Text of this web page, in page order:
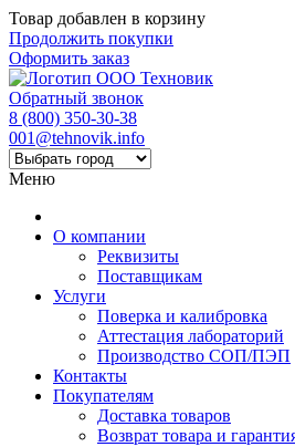
Товар добавлен в корзину
Продолжить покупки
Оформить заказ
Обратный звонок
8 (800) 350-30-38
001@tehnovik.info
Меню
О компании
Реквизиты
Поставщикам
Услуги
Поверка и калибровка
Аттестация лабораторий
Производство СОП/ПЭП
Контакты
Покупателям
Доставка товаров
Возврат товара и